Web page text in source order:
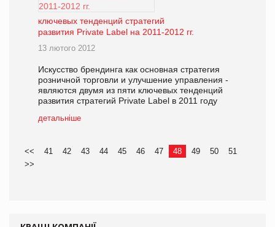
ключевых тенденций стратегий
развития Private Label на 2011-2012 гг.
13 лютого 2012
Искусство брендинга как основная стратегия
розничной торговли и улучшение управления -
являются двумя из пяти ключевых тенденций
развития стратегий Private Label в 2011 году
детальніше
<< 41 42 43 44 45 46 47 48 49 50
51
>>